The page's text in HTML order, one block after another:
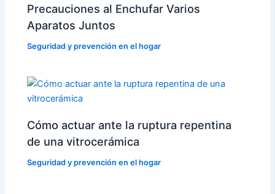
Precauciones al Enchufar Varios
Aparatos Juntos
Seguridad y prevención en el hogar
Cómo actuar ante la ruptura repentina
de una vitrocerámica
Seguridad y prevención en el hogar